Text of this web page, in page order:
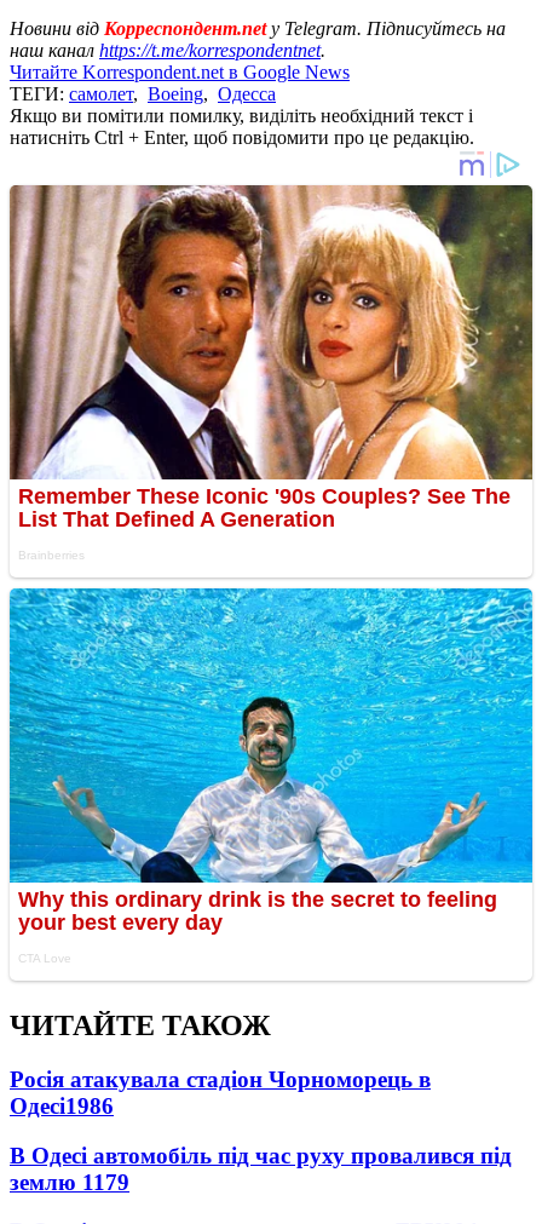
Новини від Корреспондент.net у Telegram. Підписуйтесь на
наш канал https://t.me/korrespondentnet.
Читайте Korrespondent.net в Google News
ТЕГИ: самолет, Boeing, Одесса
Якщо ви помітили помилку, виділіть необхідний текст і
натисніть Ctrl + Enter, щоб повідомити про це редакцію.
ЧИТАЙТЕ ТАКОЖ
Росія атакувала стадіон Чорноморець в
Одесі1986
В Одесі автомобіль під час руху провалився під
землю 1179